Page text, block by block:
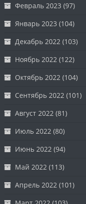
Февраль 2023 (97)
Январь 2023 (104)
Декабрь 2022 (103)
Ноябрь 2022 (122)
Октябрь 2022 (104)
Сентябрь 2022 (101)
Август 2022 (81)
Июль 2022 (80)
Июнь 2022 (94)
Май 2022 (113)
Апрель 2022 (101)